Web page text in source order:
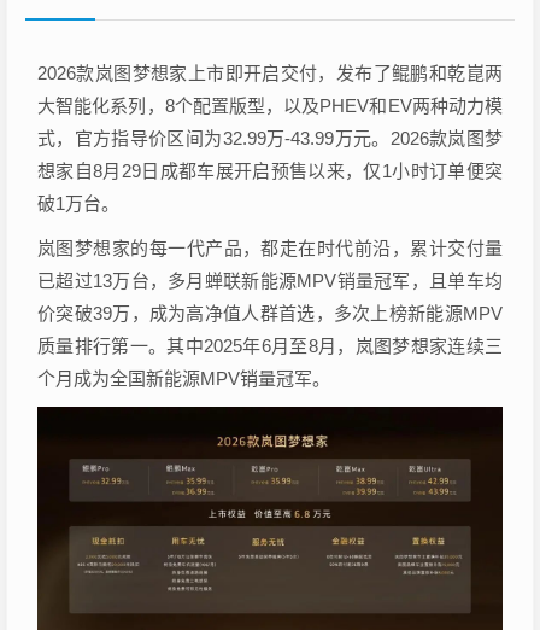
2026款岚图梦想家上市即开启交付，发布了鲲鹏和乾崑两
大智能化系列，8个配置版型，以及PHEV和EV两种动力模
式，官方指导价区间为32.99万-43.99万元。2026款岚图梦
想家自8月29日成都车展开启预售以来，仅1小时订单便突
破1万台。
岚图梦想家的每一代产品，都走在时代前沿，累计交付量
已超过13万台，多月蝉联新能源MPV销量冠军，且单车均
价突破39万，成为高净值人群首选，多次上榜新能源MPV
质量排行第一。其中2025年6月至8月，岚图梦想家连续三
个月成为全国新能源MPV销量冠军。